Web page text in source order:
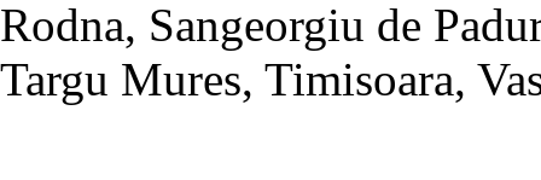
Rodna, Sangeorgiu de
Targu Mures, Timisoara,